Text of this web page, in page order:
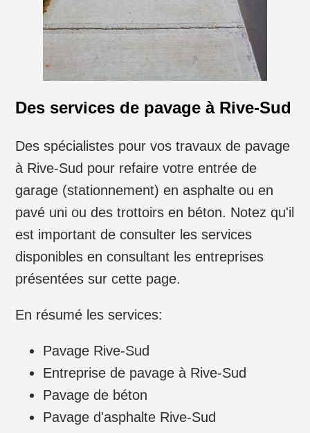
Des services de pavage à Rive-Sud
Des spécialistes pour vos travaux de pavage
à Rive-Sud pour refaire votre entrée de
garage (stationnement) en asphalte ou en
pavé uni ou des trottoirs en béton. Notez qu'il
est important de consulter les services
disponibles en consultant les entreprises
présentées sur cette page.
En résumé les services:
Pavage Rive-Sud
Entreprise de pavage à Rive-Sud
Pavage de béton
Pavage d'asphalte Rive-Sud